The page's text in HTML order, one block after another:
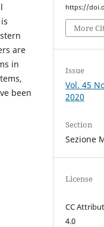
are
in
been
https://
More
Issue
Vol. 45
2020
Section
Sezione
License
CC
4.0